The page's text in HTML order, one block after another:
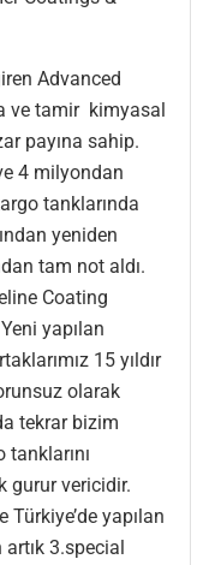
Advanced
ve tamir kimyasal
payına sahip.
4 milyondan
tanklarında
yeniden
tam not aldı.
Coating
yapılan
15 yıldır
olarak
tekrar bizim
gurur vericidir.
Türkiye’de yapılan
3.special